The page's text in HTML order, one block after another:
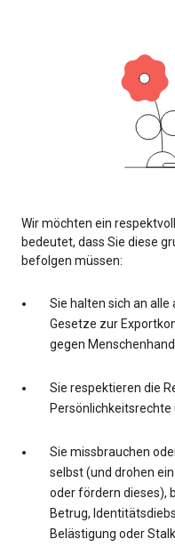
Wir möchten ein
bedeutet, dass Sie diese
befolgen müssen:
Sie halten sich an
Gesetze zur
gegen
Sie respektieren die
Sie missbrauchen
selbst (und drohen
oder fördern dieses),
Betrug,
Belästigung oder